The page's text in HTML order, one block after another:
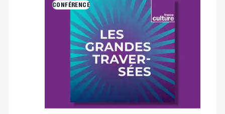
CONFÉRENCE